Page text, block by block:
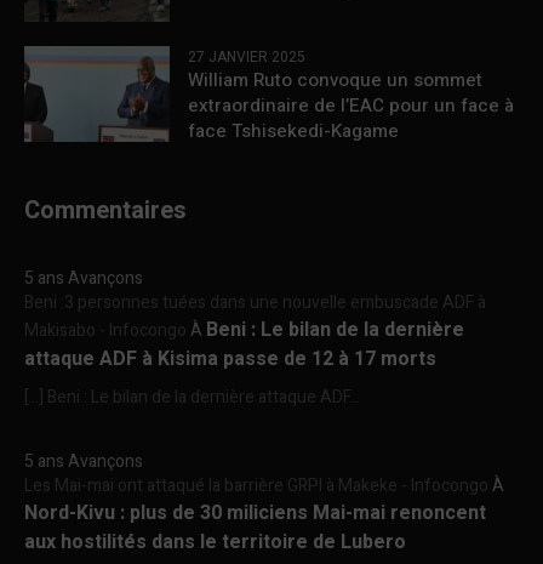
27 JANVIER 2025
William Ruto convoque un sommet
extraordinaire de l’EAC pour un face à
face Tshisekedi-Kagame
Commentaires
5 ans Avançons
Beni :3 personnes tuées dans une nouvelle embuscade ADF à
Makisabo - InfocongoÀ Beni : Le bilan de la dernière
attaque ADF à Kisima passe de 12 à 17 morts
[…] Beni : Le bilan de la dernière attaque ADF...
5 ans Avançons
Les Mai-mai ont attaqué la barrière GRPI à Makeke - InfocongoÀ
Nord-Kivu : plus de 30 miliciens Mai-mai renoncent
aux hostilités dans le territoire de Lubero